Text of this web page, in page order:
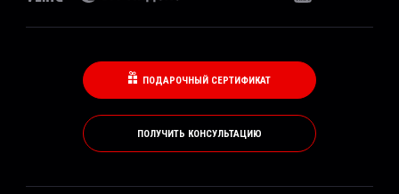
ПОДАРОЧНЫЙ СЕРТИФИКАТ
ПОЛУЧИТЬ КОНСУЛЬТАЦИЮ